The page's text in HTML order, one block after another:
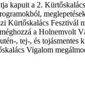
kapuit a 2.
Kürtőskalács Fesztivál
a Holnemvolt
, tej-, és
Vigalom